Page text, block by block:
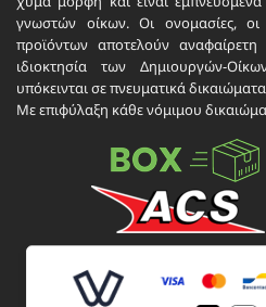
γνωστών οίκων. Οι ονομασίες,
προϊόντων αποτελούν
ιδιοκτησία των Δημιουργών-
υπόκεινται σε πνευματικά
Με επιφύλαξη κάθε νόμιμου